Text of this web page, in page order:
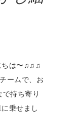
ちは〜♫♫♫
ームで、お
持ち寄り
乗せまし